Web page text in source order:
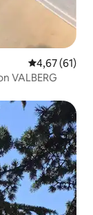
Gemiddelde
4,67 (61)
VALBERG